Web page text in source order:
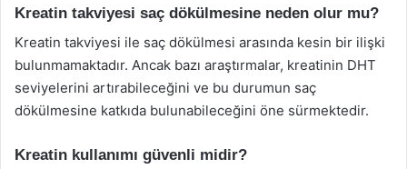
Kreatin takviyesi saç dökülmesine neden olur mu?
Kreatin takviyesi ile saç dökülmesi arasında kesin bir ilişki
bulunmamaktadır. Ancak bazı araştırmalar, kreatinin DHT
seviyelerini artırabileceğini ve bu durumun saç
dökülmesine katkıda bulunabileceğini öne sürmektedir.
Kreatin kullanımı güvenli midir?